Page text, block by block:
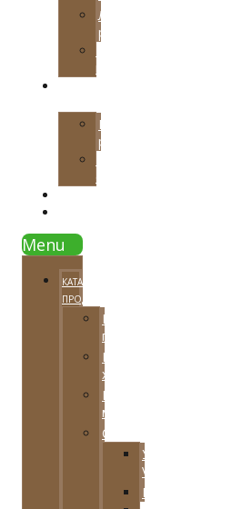
Локальная
реставрация
планы
Примеры
работ
Menu
КАТАЛОГ
ПРОДУКЦИИ
Напольные
покрытия
Паркетная
химия
Расходный
материал
Оборудование
Увлажнители
Venta
Клининговое